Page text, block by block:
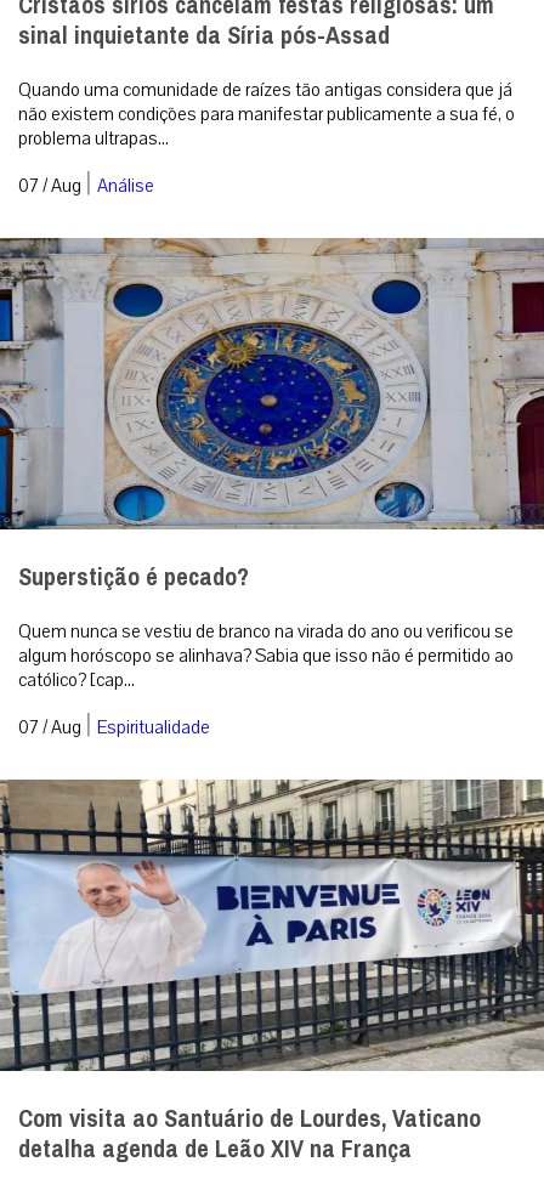
sinal inquietante da Síria pós-Assad
Quando uma comunidade de raízes tão antigas considera que já
não existem condições para manifestar publicamente a sua fé, o
problema ultrapas...
07 / Aug | Análise
Superstição é pecado?
Quem nunca se vestiu de branco na virada do ano ou verificou se
algum horóscopo se alinhava? Sabia que isso não é permitido ao
católico? [cap...
07 / Aug | Espiritualidade
Com visita ao Santuário de Lourdes, Vaticano
detalha agenda de Leão XIV na França